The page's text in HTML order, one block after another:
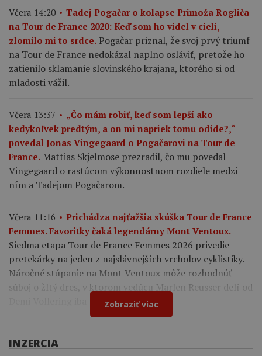
Včera 14:20
Tadej Pogačar o kolapse Primoža Rogliča
na Tour de France 2020: Keď som ho videl v cieli,
zlomilo mi to srdce. Pogačar priznal, že svoj prvý triumf
na Tour de France nedokázal naplno osláviť, pretože ho
zatienilo sklamanie slovinského krajana, ktorého si od
mladosti vážil.
Včera 13:37
„Čo mám robiť, keď som lepší ako
kedykoľvek predtým, a on mi napriek tomu odíde?,“
povedal Jonas Vingegaard o Pogačarovi na Tour de
France. Mattias Skjelmose prezradil, čo mu povedal
Vingegaard o rastúcom výkonnostnom rozdiele medzi
ním a Tadejom Pogačarom.
Včera 11:16
Prichádza najťažšia skúška Tour de France
Femmes. Favoritky čaká legendárny Mont Ventoux.
Siedma etapa Tour de France Femmes 2026 privedie
pretekárky na jeden z najslávnejších vrcholov cyklistiky.
Náročné stúpanie na Mont Ventoux môže rozhodnúť
súboj o žltý dres, v ktorom vedúcu Marlen Reusser delí od
Demi Vollering iba 12 sekúnd.
Zobraziť viac
INZERCIA